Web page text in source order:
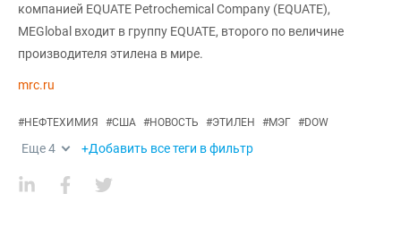
компанией EQUATE Petrochemical Company (EQUATE),
MEGlobal входит в группу EQUATE, второго по величине
производителя этилена в мире.
mrc.ru
#НЕФТЕХИМИЯ #США #НОВОСТЬ #ЭТИЛЕН #МЭГ #DOW
Еще4 +Добавить все теги в фильтр